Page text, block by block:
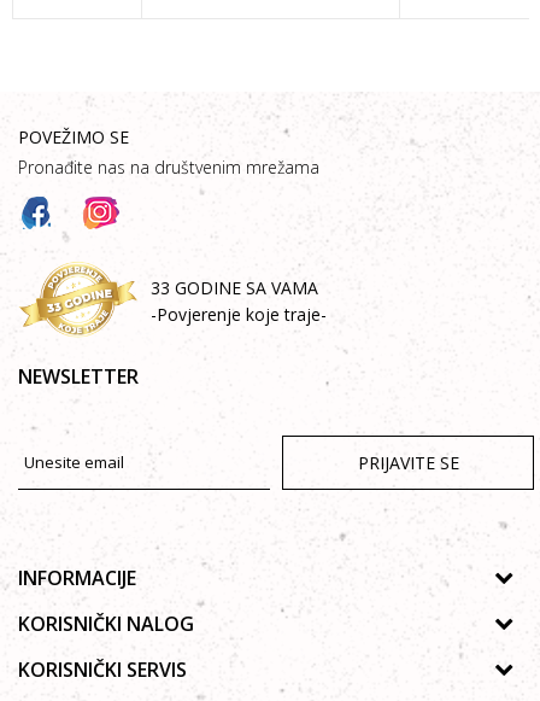
POVEŽIMO SE
Pronađite nas na društvenim mrežama
33 GODINE SA VAMA
-Povjerenje koje traje-
NEWSLETTER
PRIJAVITE SE
INFORMACIJE
O nama
Galerija
KORISNIČKI NALOG
Uputstvo za registraciju
KORISNIČKI SERVIS